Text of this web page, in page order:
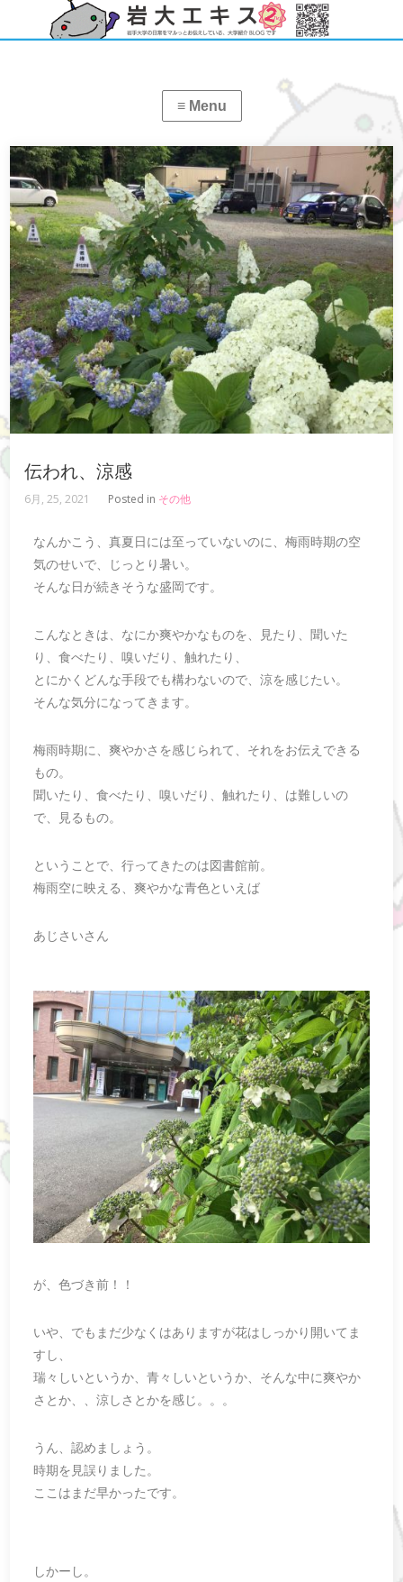
伝われ、涼感
6月, 25, 2021 Posted in その他
なんかこう、真夏日には至っていないのに、梅雨時期の空
気のせいで、じっとり暑い。
そんな日が続きそうな盛岡です。
こんなときは、なにか爽やかなものを、見たり、聞いた
り、食べたり、嗅いだり、触れたり、
とにかくどんな手段でも構わないので、涼を感じたい。
そんな気分になってきます。
梅雨時期に、爽やかさを感じられて、それをお伝えできる
もの。
聞いたり、食べたり、嗅いだり、触れたり、は難しいの
で、見るもの。
ということで、行ってきたのは図書館前。
梅雨空に映える、爽やかな青色といえば
あじさいさん
が、色づき前！！
いや、でもまだ少なくはありますが花はしっかり開いてま
すし、
瑞々しいというか、青々しいというか、そんな中に爽やか
さとか、、涼しさとかを感じ。。。
うん、認めましょう。
時期を見誤りました。
ここはまだ早かったです。
しかーし。